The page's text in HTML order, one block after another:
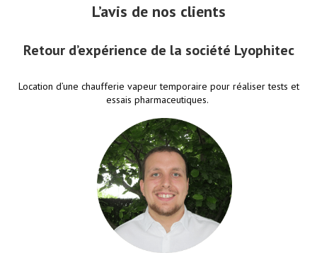
L’avis de nos clients
Retour d’expérience de la société Lyophitec
Location d’une chaufferie vapeur temporaire pour réaliser tests et
essais pharmaceutiques.